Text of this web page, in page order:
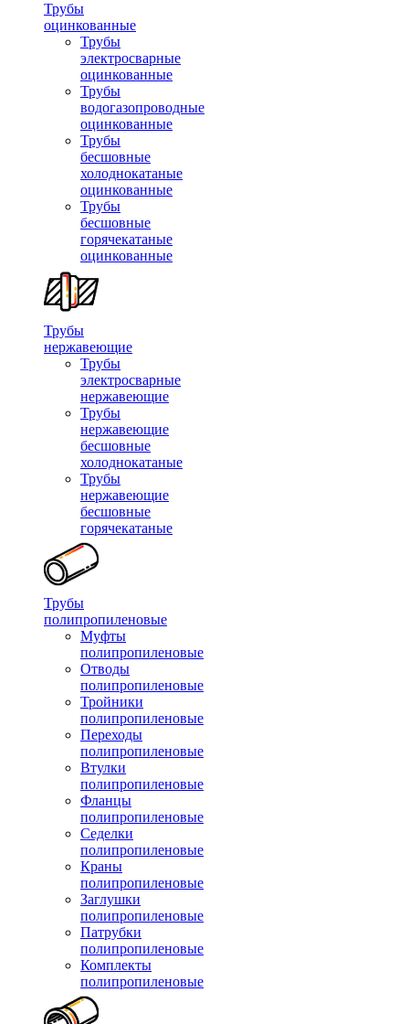
Трубы
оцинкованные
Трубы
электросварные
оцинкованные
Трубы
водогазопроводные
оцинкованные
Трубы
бесшовные
холоднокатаные
оцинкованные
Трубы
бесшовные
горячекатаные
оцинкованные
Трубы
нержавеющие
Трубы
электросварные
нержавеющие
Трубы
нержавеющие
бесшовные
холоднокатаные
Трубы
нержавеющие
бесшовные
горячекатаные
Трубы
полипропиленовые
Муфты
полипропиленовые
Отводы
полипропиленовые
Тройники
полипропиленовые
Переходы
полипропиленовые
Втулки
полипропиленовые
Фланцы
полипропиленовые
Седелки
полипропиленовые
Краны
полипропиленовые
Заглушки
полипропиленовые
Патрубки
полипропиленовые
Комплекты
полипропиленовые